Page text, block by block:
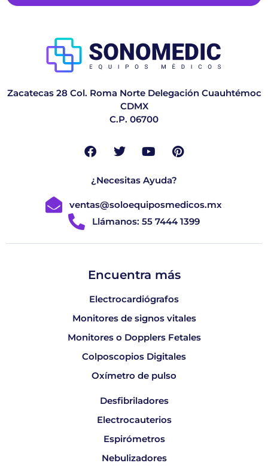
Zacatecas 28 Col. Roma Norte Delegación Cuauhtémoc
CDMX
C.P. 06700
¿Necesitas Ayuda?
ventas@soloequiposmedicos.mx
Llámanos: 55 7444 1399
Encuentra más
Electrocardiógrafos
Monitores de signos vitales
Monitores o Dopplers Fetales
Colposcopios Digitales
Oxímetro de pulso
Desfibriladores
Electrocauterios
Espirómetros
Nebulizadores